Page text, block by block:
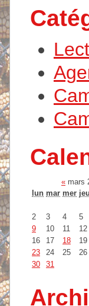
« mars
lun mar mer jeu
2
3 4 5
9
10 11 12
16
17 18 19
23
24 25 26
30
31